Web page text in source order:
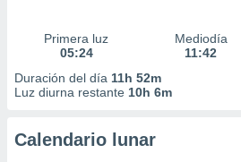
Primera luz
05:24
Mediodía
11:42
Duración del día 11h 52m
Luz diurna restante 10h 6m
Calendario lunar